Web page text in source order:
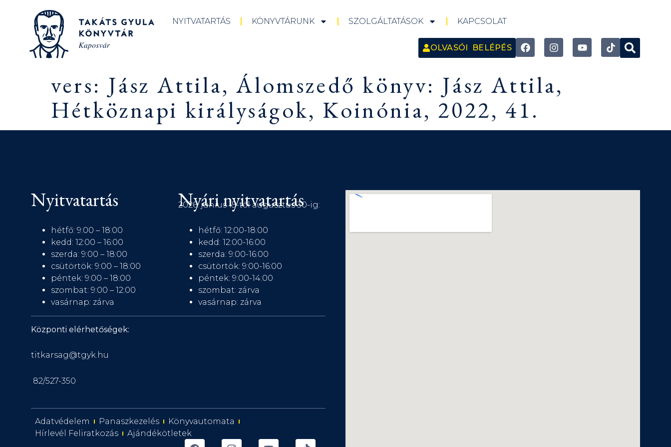
NYITVATARTÁS KÖNYVTÁRUNK SZOLGÁLTATÁSOK KAPCSOLAT
OLVASÓI BELÉPÉS
vers: Jász Attila, Álomszedő könyv: Jász Attila,
Hétköznapi királyságok, Koinónia, 2022, 41.
Nyitvatartás
hétfő: 9:00 – 18:00
kedd: 12:00 – 16:00
szerda: 9:00 – 18:00
csütörtök: 9:00 – 18:00
péntek: 9:00 – 18:00
szombat: 9:00 – 12:00
vasárnap: zárva
Nyári nyitvatartás
2026. június 15-től augusztus 30-ig:
hétfő: 12:00-18:00
kedd: 12:00-16:00
szerda: 9:00-16:00
csütörtök: 9:00-16:00
péntek: 9:00-14:00
szombat: zárva
vasárnap: zárva
Központi elérhetőségek:
titkarsag@tgyk.hu
82/527-350
Adatvédelem Panaszkezelés
Könyvautomata
Hírlevél Feliratkozás
Ajándékötletek